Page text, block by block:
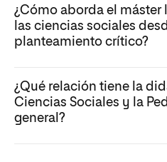
¿Cómo aborda el máster
las ciencias sociales
planteamiento crítico?
¿Qué relación tiene la
Ciencias Sociales y la
general?